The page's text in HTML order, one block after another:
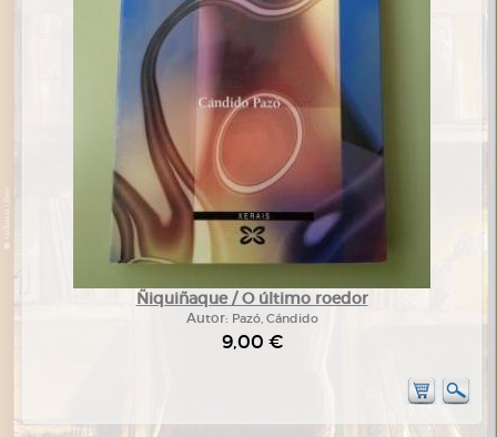
Ñiquiñaque / O último roedor
Autor: Pazó, Cándido
9,00 €